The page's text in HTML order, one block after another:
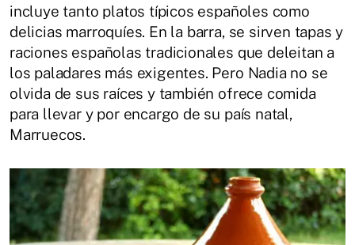
incluye tanto platos típicos españoles como
delicias marroquíes. En la barra, se sirven tapas y
raciones españolas tradicionales que deleitan a
los paladares más exigentes. Pero Nadia no se
olvida de sus raíces y también ofrece comida
para llevar y por encargo de su país natal,
Marruecos.